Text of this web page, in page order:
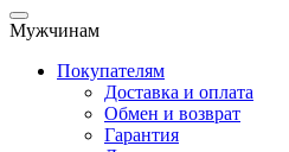
Мужчинам
Покупателям
Доставка и оплата
Обмен и возврат
Гарантия